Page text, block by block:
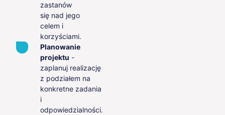
zastanów
się nad jego
celem i
korzyściami.
Planowanie
projektu -
zaplanuj realizację
z podziałem na
konkretne zadania
i
odpowiedzialności.